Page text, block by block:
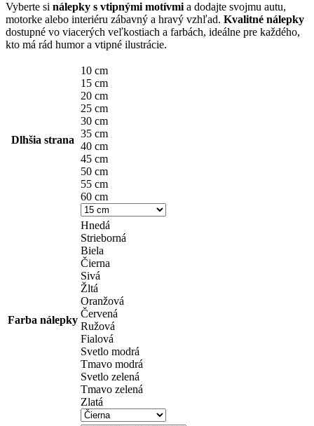
4,10 €
through
14,90 €
Vyberte si nálepky s vtipnými motívmia dodajte svojmu autu,
motorke alebo interiéru zábavný a hravý vzhľad. Kvalitné nálepky
dostupné vo viacerých veľkostiach a farbách, ideálne pre každého,
kto má rád humor a vtipné ilustrácie.
Dlhšia strana
10 cm
15 cm
20 cm
25 cm
30 cm
35 cm
40 cm
45 cm
50 cm
55 cm
60 cm
Farba nálepky
Hnedá
Strieborná
Biela
Čierna
Sivá
Žltá
Oranžová
Červená
Ružová
Fialová
Svetlo modrá
Tmavo modrá
Svetlo zelená
Tmavo zelená
Zlatá